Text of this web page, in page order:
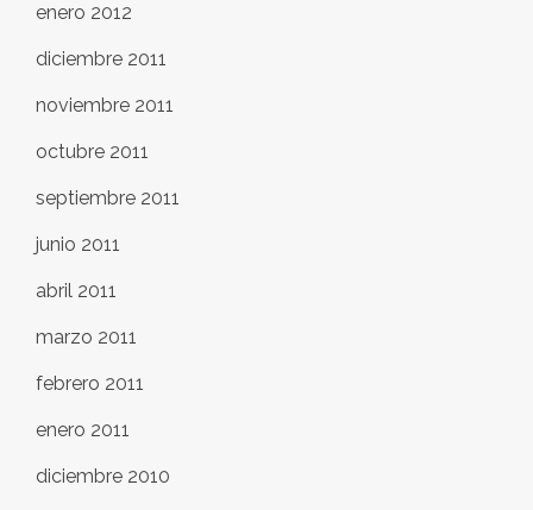
enero 2012
diciembre 2011
noviembre 2011
octubre 2011
septiembre 2011
junio 2011
abril 2011
marzo 2011
febrero 2011
enero 2011
diciembre 2010